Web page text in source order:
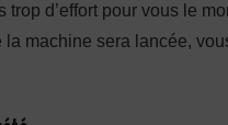
d’effort pour vous le
machine sera lancée,